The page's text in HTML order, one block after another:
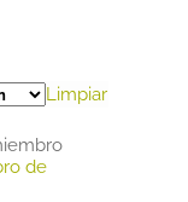
Limpiar
de